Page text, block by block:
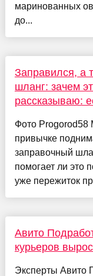
маринованных
до...
Заправился, а
шланг: зачем
рассказываю:
Фото Progorod58
привычке
заправочный
помогает ли это
уже пережиток
Авито
курьеров
Эксперты Авито